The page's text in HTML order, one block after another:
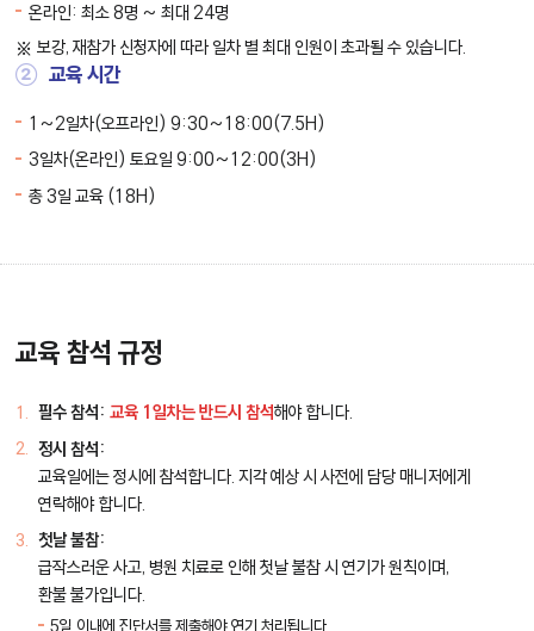
온라인: 최소 8명 ~ 최대 24명
보강, 재참가 신청자에 따라 일차 별 최대 인원이 초과될 수 있습니다.
② 교육 시간
1~2일차(오프라인) 9:30~18:00(7.5H)
3일차(온라인) 토요일 9:00~12:00(3H)
총 3일 교육 (18H)
교육 참석 규정
필수 참석: 교육 1일차는 반드시 참석해야 합니다.
정시 참석:
교육일에는 정시에 참석합니다. 지각 예상 시 사전에 담당 매니저에게
연락해야 합니다.
첫날 불참:
급작스러운 사고, 병원 치료로 인해 첫날 불참 시 연기가 원칙이며,
환불 불가입니다.
5일 이내에 진단서를 제출해야 연기 처리됩니다.